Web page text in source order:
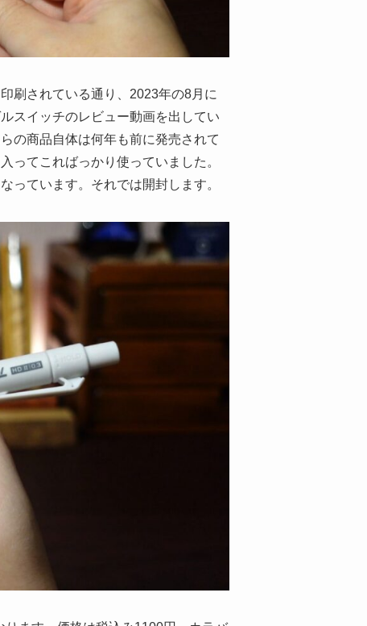
刷されている通り、2023年の8月に
スイッチのレビュー動画を出してい
の商品自体は何年も前に発売されて
ってこればっかり使っていました。
っています。それでは開封します。